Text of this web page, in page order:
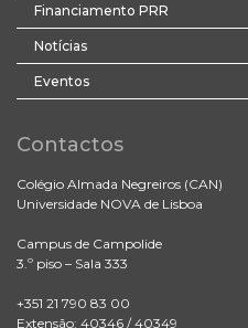
Financiamento PRR
Notícias
Eventos
Contactos
Colégio Almada Negreiros (CAN)
Universidade NOVA de Lisboa
Campus de Campolide
3.º piso – Sala 333
+351 21 790 83 00
Extensão: 40346 / 40349